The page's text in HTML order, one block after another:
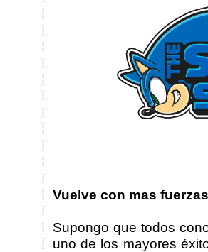
Vuelve con mas
Supongo que todos
uno de los mayores